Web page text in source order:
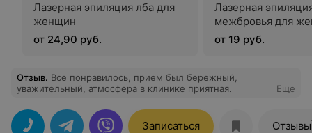
Лазерная эпиляция лба для
женщин
от 24,90 руб.
Лазерная
межбровья для
от 19 руб.
Отзыв. Все понравилось, прием был бережный,
уважительный, атмосфера в клинике приятная.
Еще
Записаться Отзывы